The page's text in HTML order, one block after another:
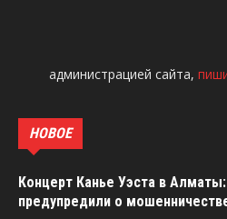
администрацией сайта,
НОВОЕ
Концерт Канье Уэста в Алматы:
предупредили о